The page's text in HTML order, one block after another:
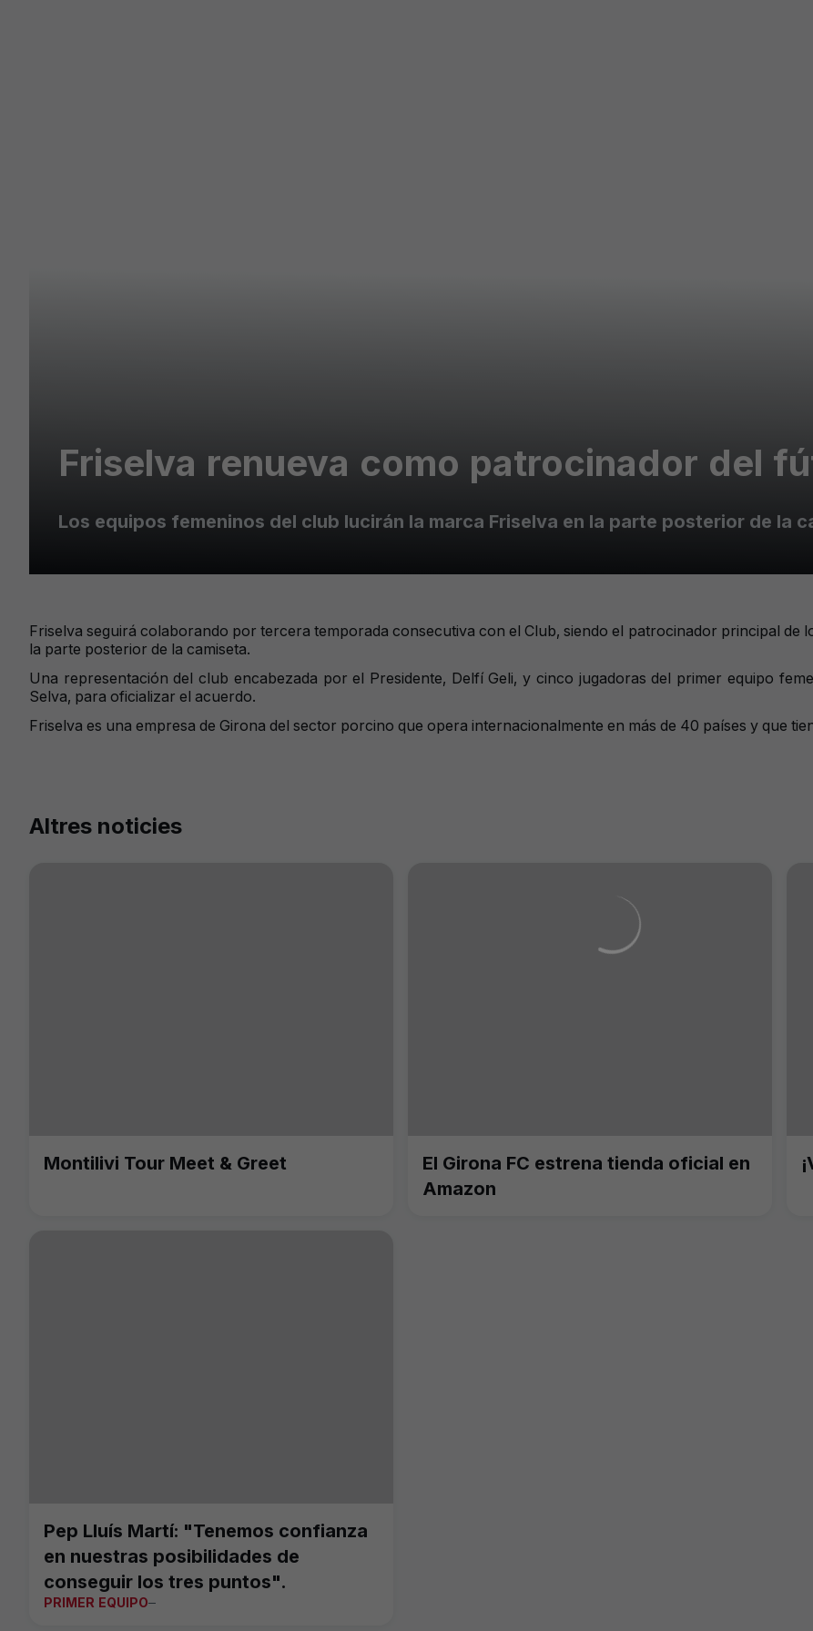
Friselva renueva como patrocinador del
Los equipos femeninos del club lucirán la marca Friselva en la parte posterior de la
Friselva seguirá colaborando por tercera temporada consecutiva con el Club, siendo el patrocinador principal de
la parte posterior de la camiseta.
Una representación del club encabezada por el Presidente, Delfí Geli, y cinco jugadoras del primer equipo
Selva, para oficializar el acuerdo.
Friselva es una empresa de Girona del sector porcino que opera internacionalmente en más de 40 países y que
Altres noticies
Montilivi Tour Meet & Greet
El Girona FC estrena tienda oficial en
Amazon
Pep Lluís Martí: "Tenemos confianza
en nuestras posibilidades de
conseguir los tres puntos".
PRIMER EQUIPO